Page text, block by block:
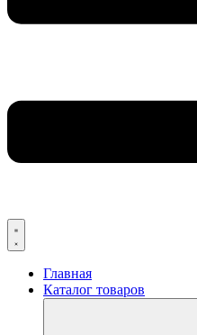
Главная
Каталог товаров